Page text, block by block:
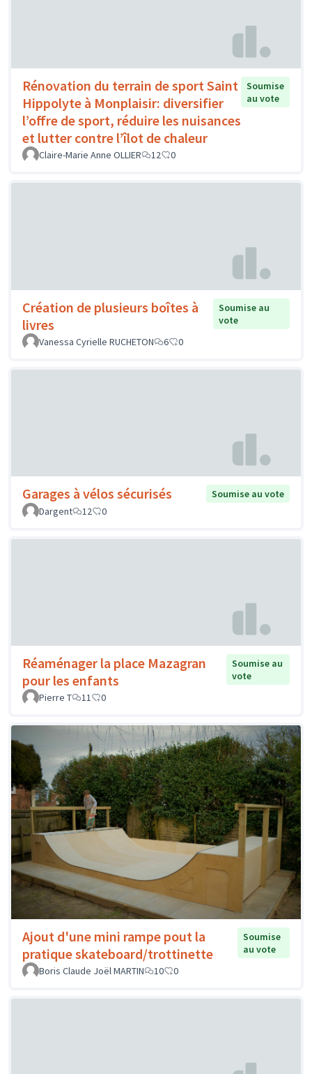
Rénovation du terrain de sport Saint
Hippolyte à Monplaisir: diversifier
l’offre de sport, réduire les nuisances
et lutter contre l’îlot de chaleur
Soumise
au vote
Claire-Marie Anne OLLIER 12 0
Création de plusieurs boîtes à
livres
Soumise au
vote
Vanessa Cyrielle RUCHETON
6 0
Garages à vélos sécurisés
Soumise au vote
Dargent
12 0
Réaménager la place Mazagran
pour les enfants
Soumise au
vote
Pierre T
11 0
Ajout d'une mini rampe pout la
pratique skateboard/trottinette
Soumise
au vote
Boris Claude Joël MARTIN
10 0